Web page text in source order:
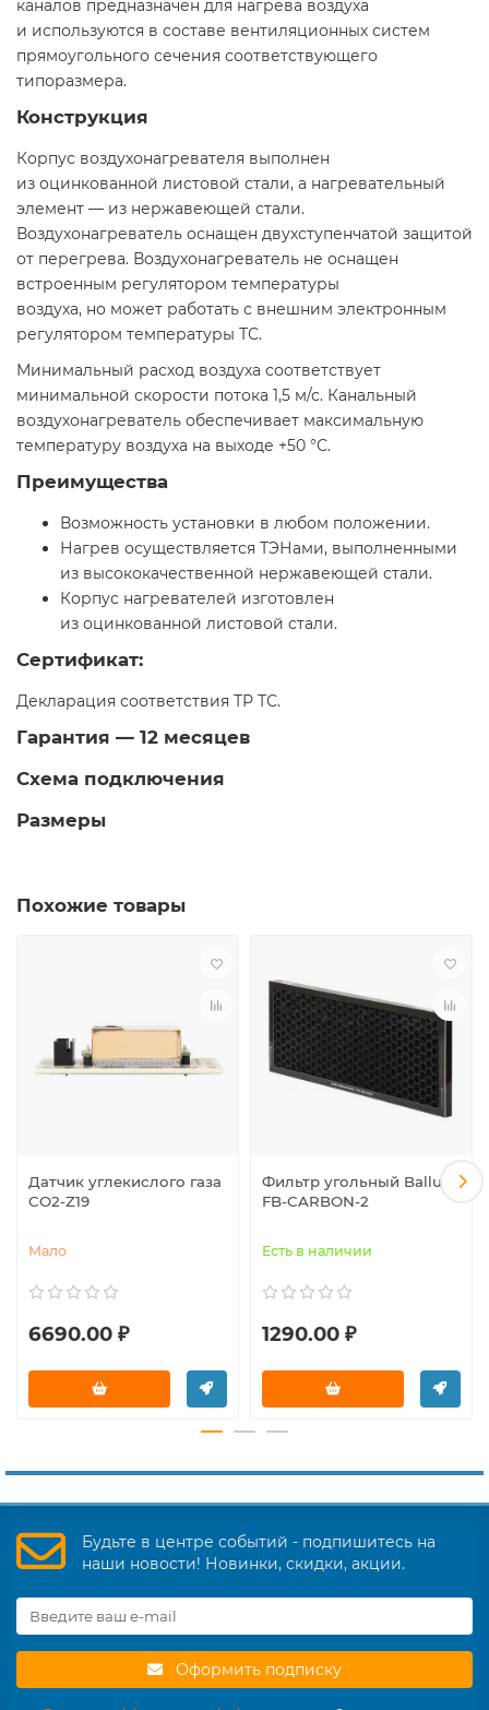
каналов предназначен для нагрева воздуха
и используются в составе вентиляционных систем
прямоугольного сечения соответствующего
типоразмера.
Конструкция
Корпус воздухонагревателя выполнен
из оцинкованной листовой стали, а нагревательный
элемент — из нержавеющей стали.
Воздухонагреватель оснащен двухступенчатой защитой
от перегрева. Воздухонагреватель не оснащен
встроенным регулятором температуры
воздуха, но может работать с внешним электронным
регулятором температуры ТС.
Минимальный расход воздуха соответствует
минимальной скорости потока 1,5 м/с. Канальный
воздухонагреватель обеспечивает максимальную
температуру воздуха на выходе +50 °С.
Преимущества
Возможность установки в любом положении.
Нагрев осуществляется ТЭНами, выполненными
из высококачественной нержавеющей стали.
Корпус нагревателей изготовлен
из оцинкованной листовой стали.
Сертификат:
Декларация соответствия ТР ТС.
Гарантия — 12 месяцев
Схема подключения
Размеры
Похожие товары
Датчик углекислого газа
CO2-Z19
Мало
6690.00 ₽
Фильтр угольный Ballu
FB-CARBON-2
Есть в наличии
1290.00 ₽
Будьте в центре событий - подпишитесь на
наши новости! Новинки, скидки, акции.
Оформить подписку